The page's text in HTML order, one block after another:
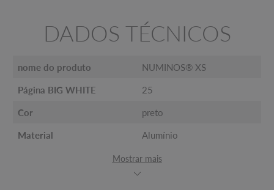
DADOS TÉCNICOS
nome do produto NUMINOS® XS
Página BIG WHITE 25
Cor preto
Material Alumínio
Mostrar mais